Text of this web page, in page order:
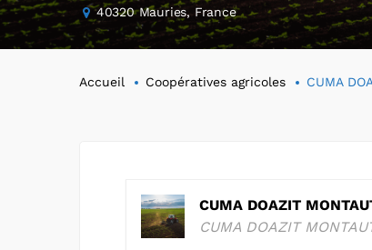
40320 Mauries, France
Accueil Coopératives agricoles CUMA
CUMA DOAZIT
CUMA DOAZIT